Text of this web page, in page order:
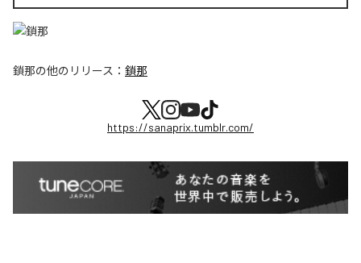
鎖那の他のリリース： 鎖那
https://sanaprix.tumblr.com/